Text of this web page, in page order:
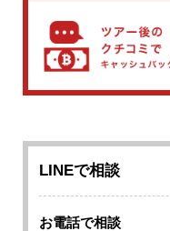
LINEで相談
お電話で相談